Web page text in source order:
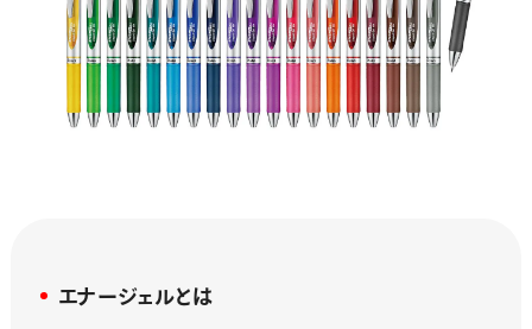
エナージェルとは